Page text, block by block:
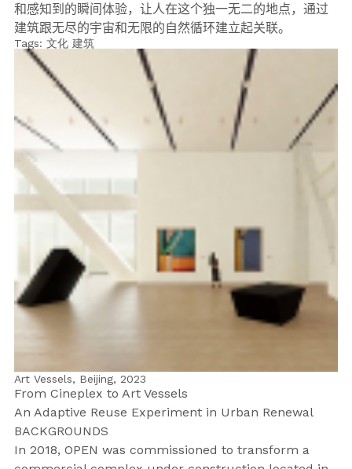
和感知到的瞬间体验，让人在这个独一无二的地点，通过
建筑跟无尽的宇宙和无限的自然循环建立起关联。
Tags: 文化 建筑
Art Vessels, Beijing, 2023
From Cineplex to Art Vessels
An Adaptive Reuse Experiment in Urban Renewal
BACKGROUNDS
In 2018, OPEN was commissioned to transform a